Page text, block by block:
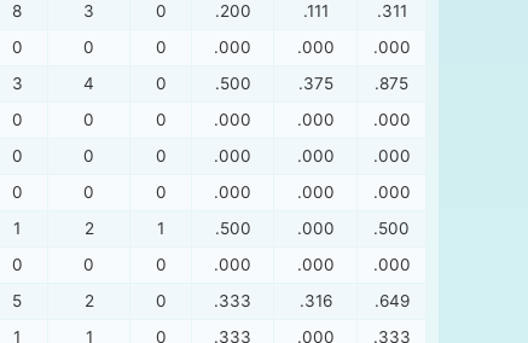
8 3 0 .200 .111
.311
0 0 0 .000 .000
.000
3 4 0 .500 .375
.875
0 0 0 .000 .000
.000
0 0 0 .000 .000
.000
0 0 0 .000 .000
.000
1 2 1 .500 .000
.500
0 0 0 .000 .000
.000
5 2 0 .333 .316
.649
1 1 0 .333 .000 .333